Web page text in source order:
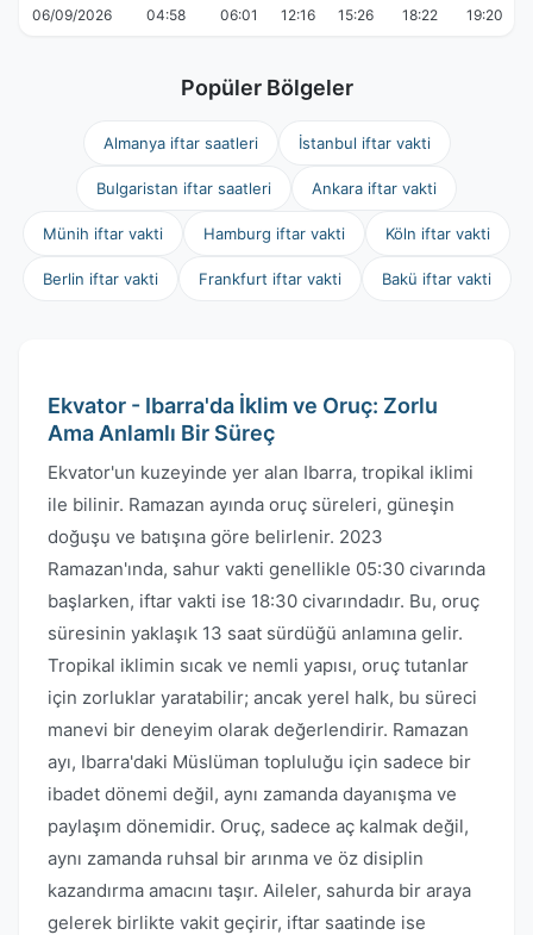
06/09/2026 04:58 06:01 12:16 15:26 18:22 19:20
Popüler Bölgeler
Almanya iftar saatleri İstanbul iftar vakti
Bulgaristan iftar saatleri Ankara iftar vakti
Münih iftar vakti Hamburg iftar vakti Köln iftar vakti
Berlin iftar vakti Frankfurt iftar vakti Bakü iftar vakti
Ekvator - Ibarra'da İklim ve Oruç: Zorlu
Ama Anlamlı Bir Süreç
Ekvator'un kuzeyinde yer alan Ibarra, tropikal iklimi
ile bilinir. Ramazan ayında oruç süreleri, güneşin
doğuşu ve batışına göre belirlenir. 2023
Ramazan'ında, sahur vakti genellikle 05:30 civarında
başlarken, iftar vakti ise 18:30 civarındadır. Bu, oruç
süresinin yaklaşık 13 saat sürdüğü anlamına gelir.
Tropikal iklimin sıcak ve nemli yapısı, oruç tutanlar
için zorluklar yaratabilir; ancak yerel halk, bu süreci
manevi bir deneyim olarak değerlendirir. Ramazan
ayı, Ibarra'daki Müslüman topluluğu için sadece bir
ibadet dönemi değil, aynı zamanda dayanışma ve
paylaşım dönemidir. Oruç, sadece aç kalmak değil,
aynı zamanda ruhsal bir arınma ve öz disiplin
kazandırma amacını taşır. Aileler, sahurda bir araya
gelerek birlikte vakit geçirir, iftar saatinde ise